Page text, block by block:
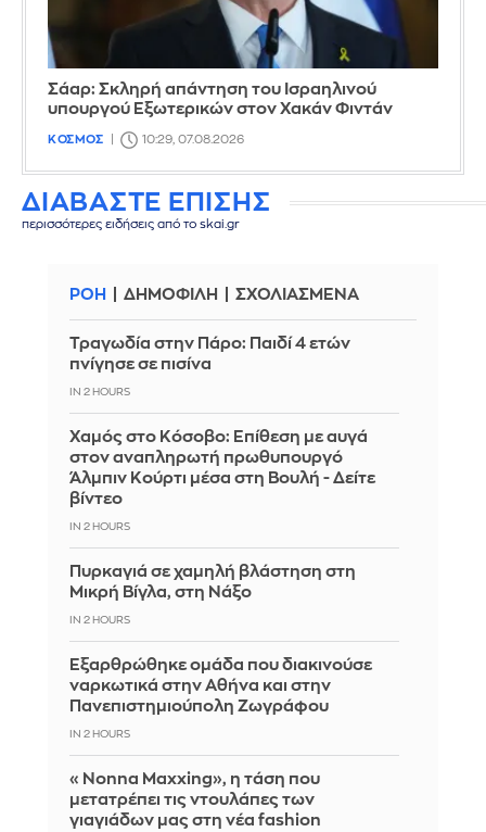
Σάαρ: Σκληρή απάντηση του Ισραηλινού
υπουργού Εξωτερικών στον Χακάν Φιντάν
ΚΟΣΜΟΣ 10:29, 07.08.2026
ΔΙΑΒΑΣΤΕ ΕΠΙΣΗΣ
περισσότερες ειδήσεις από το skai.gr
ΡΟΗ ΔΗΜΟΦΙΛΗ ΣΧΟΛΙΑΣΜΕΝΑ
Τραγωδία στην Πάρο: Παιδί 4 ετών
πνίγησε σε πισίνα
IN 2 HOURS
Χαμός στο Κόσοβο: Επίθεση με αυγά
στον αναπληρωτή πρωθυπουργό
Άλμπιν Κούρτι μέσα στη Βουλή - Δείτε
βίντεο
IN 2 HOURS
Πυρκαγιά σε χαμηλή βλάστηση στη
Μικρή Βίγλα, στη Νάξο
IN 2 HOURS
Εξαρθρώθηκε ομάδα που διακινούσε
ναρκωτικά στην Αθήνα και στην
Πανεπιστημιούπολη Ζωγράφου
IN 2 HOURS
«Nonna Maxxing», η τάση που
μετατρέπει τις ντουλάπες των
γιαγιάδων μας στη νέα fashion